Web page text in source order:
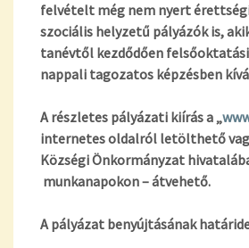
felvételt még nem nyert
szociális helyzetű pályázók is,
tanévtől kezdődően
nappali tagozatos képzésben
A részletes pályázati kiírás a „
internetes oldalról letölthető
Községi Önkormányzat
munkanapokon–átvehető.
A pályázat benyújtásának